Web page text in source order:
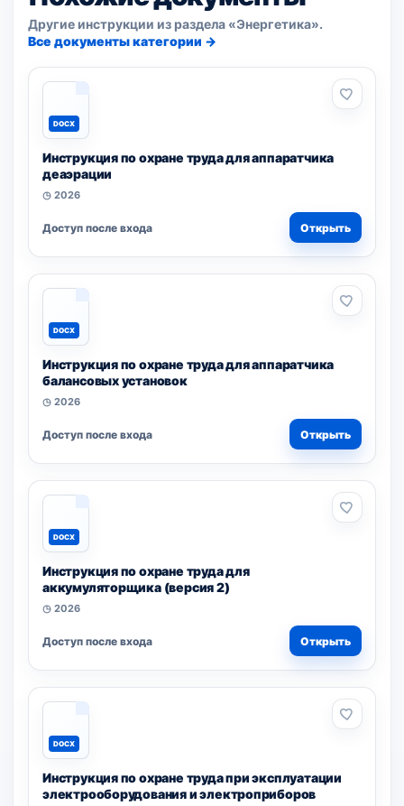
Другие инструкции из раздела «Энергетика».
Все документы категории →
DOCX
Инструкция по охране труда для аппаратчика
деаэрации
◷ 2026
Доступ после входа Открыть
DOCX
Инструкция по охране труда для аппаратчика
балансовых установок
◷ 2026
Доступ после входа Открыть
DOCX
Инструкция по охране труда для
аккумуляторщика (версия 2)
◷ 2026
Доступ после входа Открыть
DOCX
Инструкция по охране труда при эксплуатации
электрооборудования и электроприборов